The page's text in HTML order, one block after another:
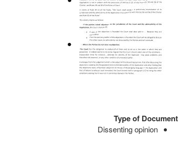
Type of Document
Dissenting opinion